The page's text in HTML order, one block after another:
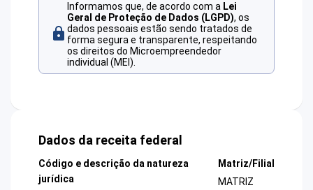
Informamos que, de acordo com a Lei
Geral de Proteção de Dados (LGPD), os
dados pessoais estão sendo tratados de
forma segura e transparente, respeitando
os direitos do Microempreendedor
individual (MEI).
Dados da receita federal
Código e descrição da natureza
jurídica
Matriz/Filial
MATRIZ